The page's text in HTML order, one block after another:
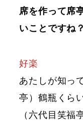
席を作って席
いことですね？
好楽
あたしが知っ
亭）鶴瓶くら
（六代目笑福